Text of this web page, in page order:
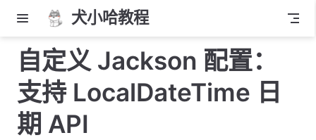
犬小哈教程
自定义 Jackson 配置：
支持 LocalDateTime 日
期 API